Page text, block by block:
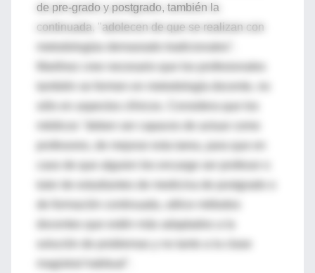
de pre-grado y postgrado, también la
continuada, "adolecen de que se realizan con
metodologías demasiado tradicionales".
también se formen en metodología docente, no
sólo en aspectos clínicos. Considera que los
médicos "deben ser capaces de actuar como
caso de que alguien les encarge ser profesor o
tutor de estudiantes de medicina de postgrado o
docentes que estén más adaptados a la
magistral habitual".